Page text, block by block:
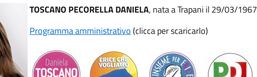
TOSCANO PECORELLA DANIELA, nata a Trapani il 29/03/1967
Programma amministrativo (clicca per scaricarlo)